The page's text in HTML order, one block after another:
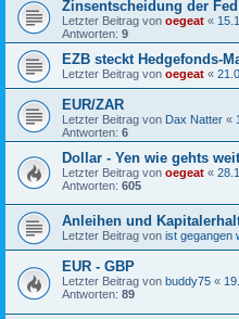
Zinsentscheidung der
Letzter Beitrag von oegeat «
Antworten: 9
EZB steckt Hedgefonds-
Letzter Beitrag von oegeat «
EUR/ZAR
Letzter Beitrag von Dax Natter «
Antworten: 6
Dollar - Yen wie gehts
Letzter Beitrag von oegeat «
Antworten: 605
Anleihen und
Letzter Beitrag von ist gegangen
EUR - GBP
Letzter Beitrag von buddy75 «
Antworten: 89